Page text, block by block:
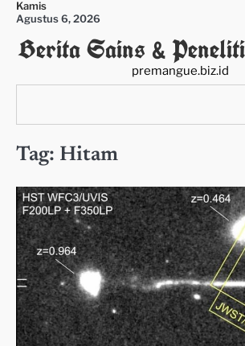
Skip
content
Kamis
Agustus 6, 2026
Berita Sains &
premangue.biz.id
Tag: Hitam